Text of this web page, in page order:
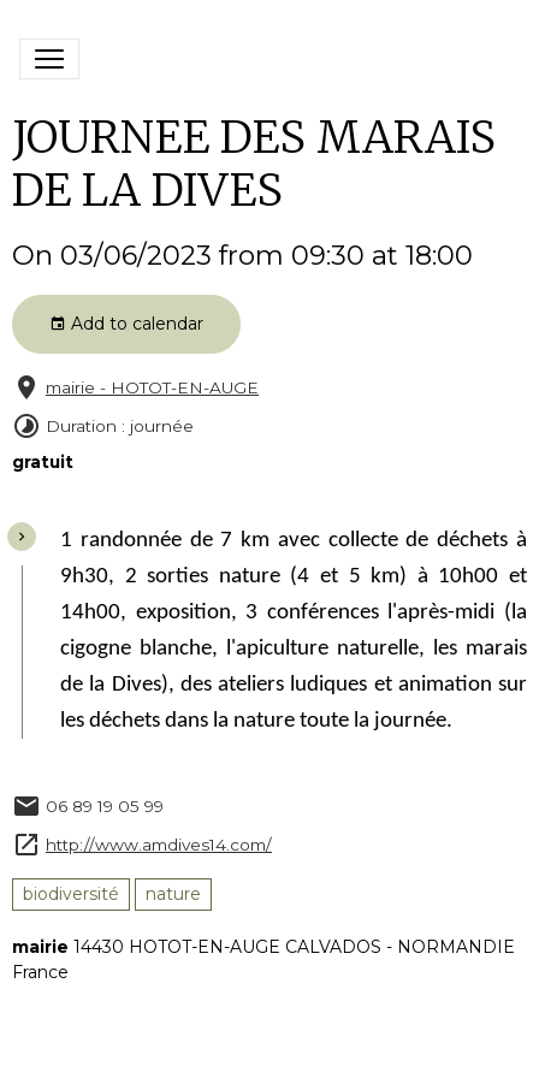
JOURNEE DES MARAIS
DE LA DIVES
On 03/06/2023 from 09:30 at 18:00
Add to calendar
mairie - HOTOT-EN-AUGE
Duration : journée
gratuit
1 randonnée de 7 km avec collecte de déchets à
9h30, 2 sorties nature (4 et 5 km) à 10h00 et
14h00, exposition, 3 conférences l'après-midi (la
cigogne blanche, l'apiculture naturelle, les marais
de la Dives), des ateliers ludiques et animation sur
les déchets dans la nature toute la journée.
06 89 19 05 99
http://www.amdives14.com/
biodiversité nature
mairie 14430 HOTOT-EN-AUGE CALVADOS - NORMANDIE
France